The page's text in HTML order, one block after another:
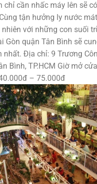
chỉ cần nhấc máy lên sẽ
tận hưởng ly nước
với những con suối
Gòn quận Tân Bình sẽ
nhất. Địa chỉ: 9 Trương
Bình, TP.HCM Giờ mở
– 75.000đ